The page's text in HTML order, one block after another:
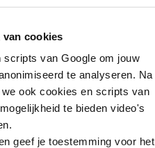
van cookies
van Google om jouw
te analyseren. Na
ook cookies en scripts van
te bieden video's
geef je toestemming voor het
moeten
goed